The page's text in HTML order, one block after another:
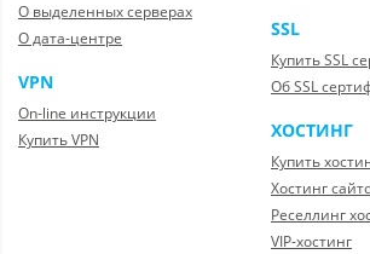
О выделенных серверах
О дата-центре
VPN
On-line инструкции
Купить VPN
SSL
Купить SSL
Об SSL
ХОСТИНГ
Купить
Хостинг
Реселлинг
VIP-хостинг